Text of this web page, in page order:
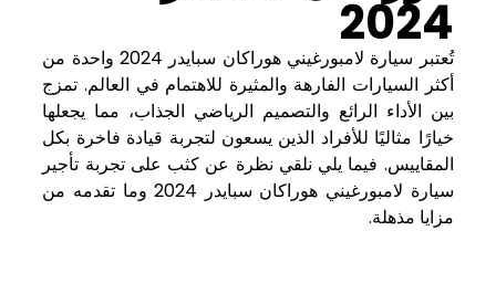
2024
تُعتبر سيارة لامبورغيني هوراكان سبايدر 2024 واحدة من
أكثر السيارات الفارهة والمثيرة للاهتمام في العالم. تمزج
بين الأداء الرائع والتصميم الرياضي الجذاب، مما يجعلها
خيارًا مثاليًا للأفراد الذين يسعون لتجربة قيادة فاخرة بكل
المقاييس. فيما يلي نلقي نظرة عن كثب على تجربة تأجير
سيارة لامبورغيني هوراكان سبايدر 2024 وما تقدمه من
مزايا مذهلة.